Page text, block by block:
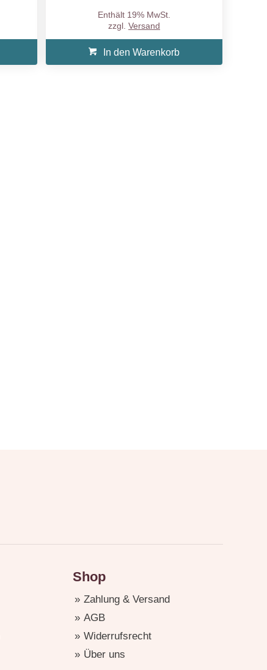
Enthält 19% MwSt.
zzgl. Versand
In den Warenkorb
Shop
Zahlung & Versand
AGB
Widerrufsrecht
Über uns